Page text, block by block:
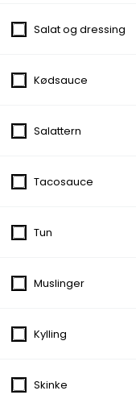
Med tomat, ost, kebab,
champignon og løg
Med tomat, ost, skinke,
Med tomat, ost,
Med tomat, ost og skinke
Salat og dressing
Kødsauce
Salattern
Tacosauce
Tun
Muslinger
Kylling
Skinke